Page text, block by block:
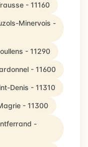
- 11160
Minervois -
- 11290
- 11600
Denis - 11310
- 11300
-